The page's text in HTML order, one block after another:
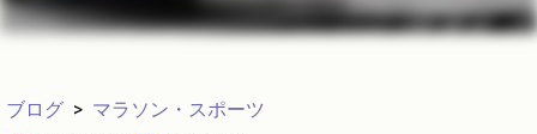
ブログ > マラソン・スポーツ